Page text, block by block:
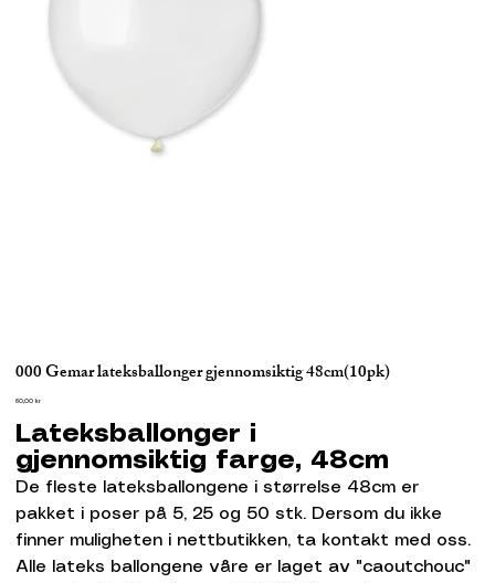
000 Gemar lateksballonger gjennomsiktig 48cm(10pk)
Pris
60,00 kr
Lateksballonger i
gjennomsiktig farge, 48cm
De fleste lateksballongene i størrelse 48cm er
pakket i poser på 5, 25 og 50 stk. Dersom du ikke
finner muligheten i nettbutikken, ta kontakt med oss.
Alle lateks ballongene våre er laget av "caoutchouc"